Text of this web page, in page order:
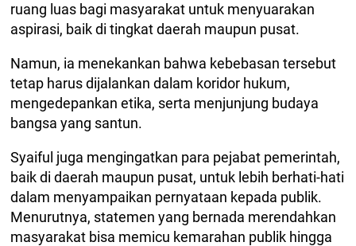
ruang luas bagi masyarakat untuk menyuarakan
aspirasi, baik di tingkat daerah maupun pusat.
Namun, ia menekankan bahwa kebebasan tersebut
tetap harus dijalankan dalam koridor hukum,
mengedepankan etika, serta menjunjung budaya
bangsa yang santun.
Syaiful juga mengingatkan para pejabat pemerintah,
baik di daerah maupun pusat, untuk lebih berhati-hati
dalam menyampaikan pernyataan kepada publik.
Menurutnya, statemen yang bernada merendahkan
masyarakat bisa memicu kemarahan publik hingga